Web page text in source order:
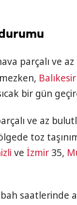
parçalı ve
Balıkesir
bir gün
ve az
toz
ve İzmir 35,
saatlerinde